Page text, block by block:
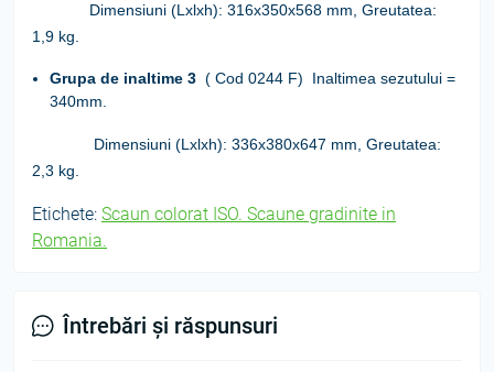
Dimensiuni (Lxlxh): 316х350х568 mm, Greutatea:
1,9 kg.
Grupa de inaltime 3 ( Cod 0244 F)
Inaltimea sezutului =
340mm.
Dimensiuni (Lxlxh): 336х380х647 mm, Greutatea:
2,3 kg.
Etichete: Scaun colorat ISO. Scaune gradinite in
Romania.
Întrebări și răspunsuri